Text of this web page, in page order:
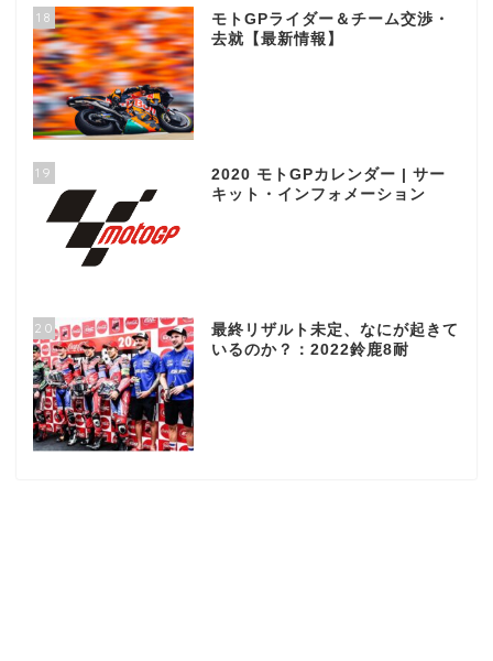
18
モトGPライダー＆チーム交渉・
去就【最新情報】
19
2020 モトGPカレンダー | サー
キット・インフォメーション
20
最終リザルト未定、なにが起きて
いるのか？：2022鈴鹿8耐